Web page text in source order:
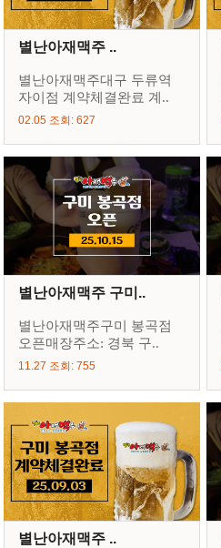
별난아재맥주 ..
별난아재맥주대구 두류역
자이점 계약체결완료 계..
02.05 조회: 627
별난아재맥주 구미..
별난아재맥주구미 봉곡점
오픈매장주소: 경북 구..
11.27 조회: 755
별난아재맥주 ..